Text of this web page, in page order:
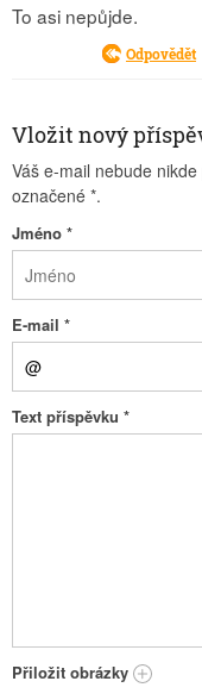
To asi nepůjde.
Odpovědět
Vložit nový
Váš e-mail nebude
označené *.
Jméno *
E-mail *
Text příspěvku *
Přiložit obrázky